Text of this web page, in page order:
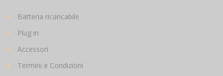
Batteria ricaricabile
Plug in
Accessori
Termini e Condizioni